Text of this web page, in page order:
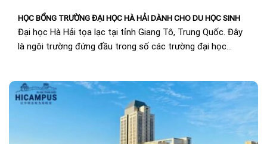
HỌC BỔNG TRƯỜNG ĐẠI HỌC HÀ HẢI DÀNH CHO DU HỌC SINH
Đại học Hà Hải tọa lạc tại tỉnh Giang Tô, Trung Quốc. Đây
là ngôi trường đứng đầu trong số các trường đại học